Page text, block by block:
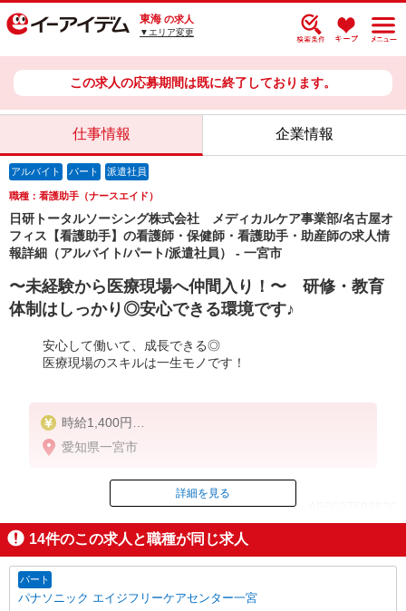
東海 の求人
▼エリア変更
この求人の応募期間は既に終了しております。
仕事情報 企業情報
アルバイト パート 派遣社員
職種：看護助手（ナースエイド）
日研トータルソーシング株式会社 メディカルケア事業部/名古屋オ
フィス【看護助手】の看護師・保健師・看護助手・助産師の求人情
報詳細（アルバイト/パート/派遣社員） - 一宮市
〜未経験から医療現場へ仲間入り！〜 研修・教育
体制はしっかり◎安心できる環境です♪
安心して働いて、成長できる◎
医療現場のスキルは一生モノです！
時給1,400円
★週払いOK（規定あり）
愛知県一宮市
ID：AE0527593836
掲載期間終了
詳細を見る
14件のこの求人と職種が同じ求人
パート
パナソニック エイジフリーケアセンター一宮